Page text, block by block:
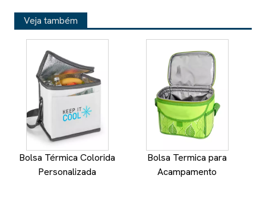
Veja também
Bolsa Térmica Colorida
Personalizada
Bolsa Termica para
Acampamento